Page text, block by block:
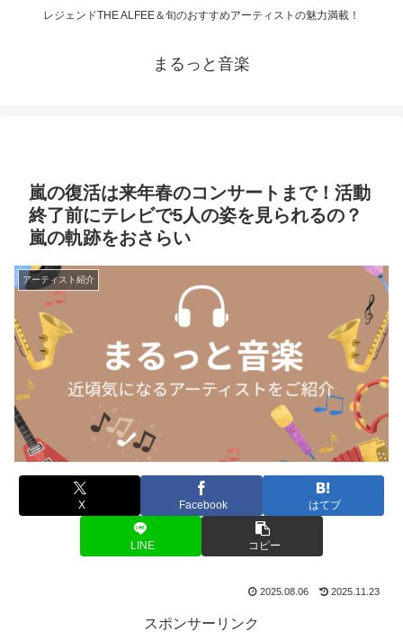
レジェンドTHE ALFEE＆旬のおすすめアーティストの魅力満載！
まるっと音楽
嵐の復活は来年春のコンサートまで！活動
終了前にテレビで5人の姿を見られるの？
嵐の軌跡をおさらい
アーティスト紹介
X Facebook はてブ
LINE コピー
2025.08.06 2025.11.23
スポンサーリンク